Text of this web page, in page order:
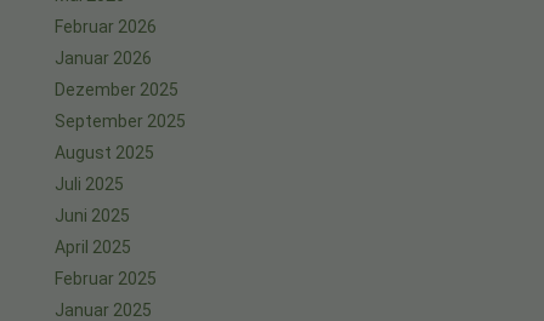
Februar 2026
Januar 2026
Dezember 2025
September 2025
August 2025
Juli 2025
Juni 2025
April 2025
Februar 2025
Januar 2025